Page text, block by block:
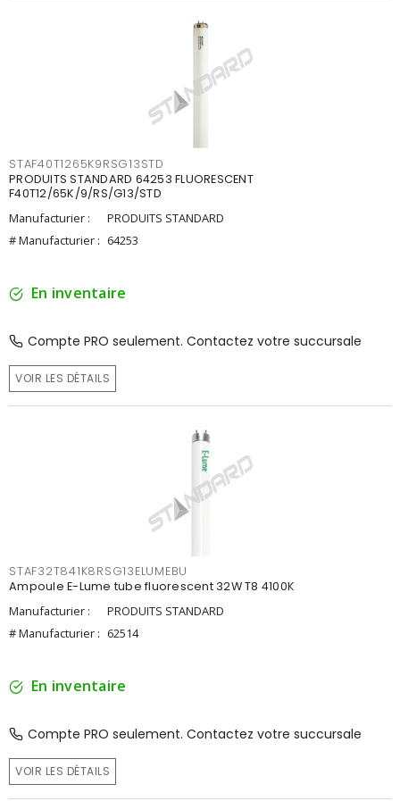
STAF40T1265K9RSG13STD
PRODUITS STANDARD 64253 FLUORESCENT
F40T12/65K/9/RS/G13/STD
Manufacturier :
PRODUITS STANDARD
# Manufacturier : 64253
En inventaire
Compte PRO seulement. Contactez votre succursale
VOIR LES DÉTAILS
STAF32T841K8RSG13ELUMEBU
Ampoule E-Lume tube fluorescent 32W T8 4100K
Manufacturier :
PRODUITS STANDARD
# Manufacturier : 62514
En inventaire
Compte PRO seulement. Contactez votre succursale
VOIR LES DÉTAILS